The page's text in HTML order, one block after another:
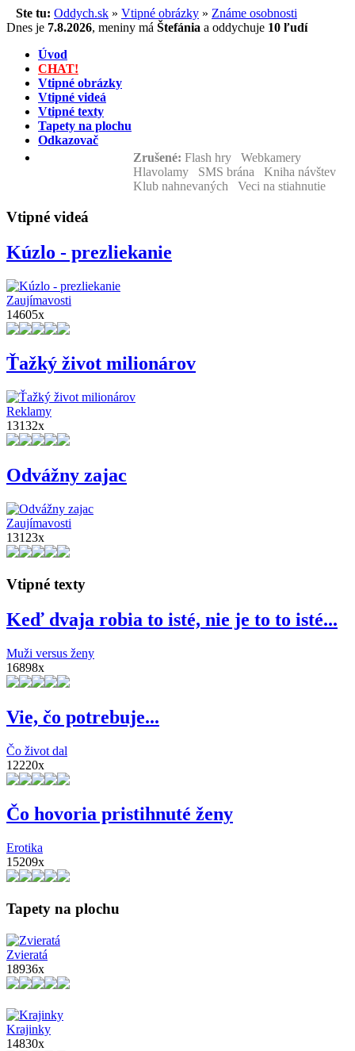
Ste tu: Oddych.sk » Vtipné obrázky » Známe osobnosti
Dnes je 7.8.2026, meniny má Štefánia a oddychuje 10 ľudí
Úvod
CHAT!
Vtipné obrázky
Vtipné videá
Vtipné texty
Tapety na plochu
Odkazovač
Zrušené: Flash hry Webkamery
Hlavolamy SMS brána Kniha návštev
Klub nahnevaných Veci na stiahnutie
Vtipné videá
Kúzlo - prezliekanie
Zaujímavosti
14605x
Ťažký život milionárov
Reklamy
13132x
Odvážny zajac
Zaujímavosti
13123x
Vtipné texty
Keď dvaja robia to isté, nie je to to isté...
Muži versus ženy
16898x
Vie, čo potrebuje...
Čo život dal
12220x
Čo hovoria pristihnuté ženy
Erotika
15209x
Tapety na plochu
Zvieratá
18936x
Krajinky
14830x